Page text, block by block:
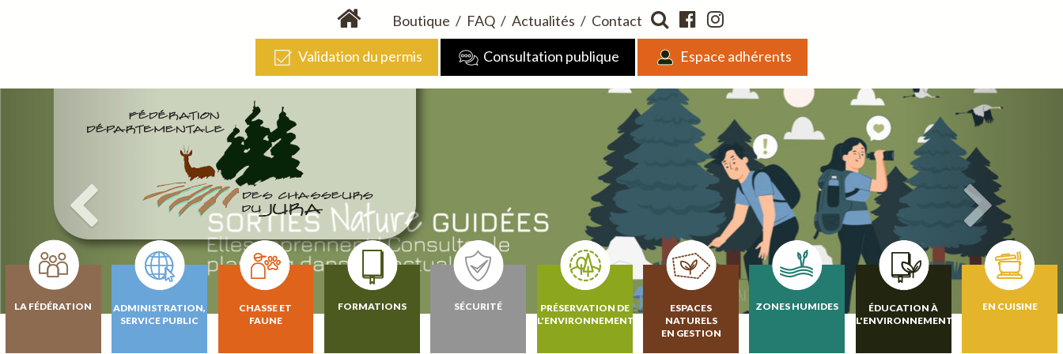
Boutique / FAQ / Actualités / Contact
Validation du permis Consultation publique Espace adhérents
LA FÉDÉRATION
ADMINISTRATION,
SERVICE PUBLIC
CHASSE ET
FAUNE
FORMATIONS SÉCURITÉ
PRÉSERVATION DE
L'ENVIRONNEMENT
ESPACES
NATURELS
EN GESTION
ZONES HUMIDES
ÉDUCATION À
L'ENVIRONNEMENT
EN CUISINE